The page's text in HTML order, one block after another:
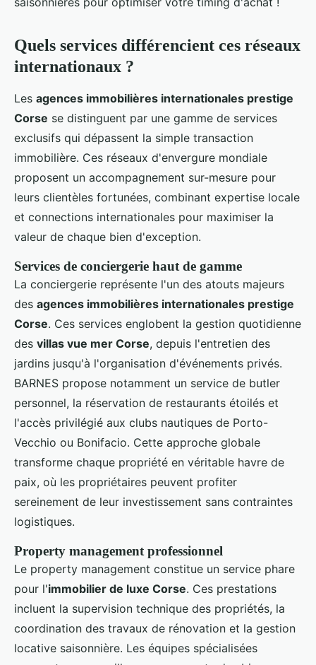
Quels services différencient ces réseaux
internationaux ?
Les agences immobilières internationales prestige
Corse se distinguent par une gamme de services
exclusifs qui dépassent la simple transaction
immobilière. Ces réseaux d'envergure mondiale
proposent un accompagnement sur-mesure pour
leurs clientèles fortunées, combinant expertise locale
et connections internationales pour maximiser la
valeur de chaque bien d'exception.
Services de conciergerie haut de gamme
La conciergerie représente l'un des atouts majeurs
des agences immobilières internationales prestige
Corse. Ces services englobent la gestion quotidienne
des villas vue mer Corse, depuis l'entretien des
jardins jusqu'à l'organisation d'événements privés.
BARNES propose notamment un service de butler
personnel, la réservation de restaurants étoilés et
l'accès privilégié aux clubs nautiques de Porto-
Vecchio ou Bonifacio. Cette approche globale
transforme chaque propriété en véritable havre de
paix, où les propriétaires peuvent profiter
sereinement de leur investissement sans contraintes
logistiques.
Property management professionnel
Le property management constitue un service phare
pour l'immobilier de luxe Corse. Ces prestations
incluent la supervision technique des propriétés, la
coordination des travaux de rénovation et la gestion
locative saisonnière. Les équipes spécialisées